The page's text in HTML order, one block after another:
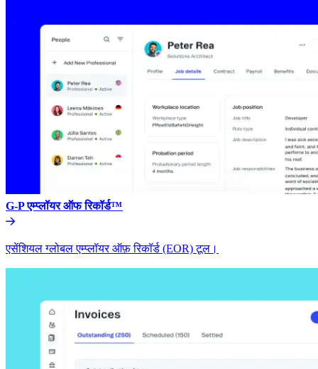
G-P एम्प्लॉयर ऑफ रिकॉर्ड™​​
एसेंशियल ग्लोबल एम्प्लॉयर ऑफ़ रिकॉर्ड (EOR) टूल।​​